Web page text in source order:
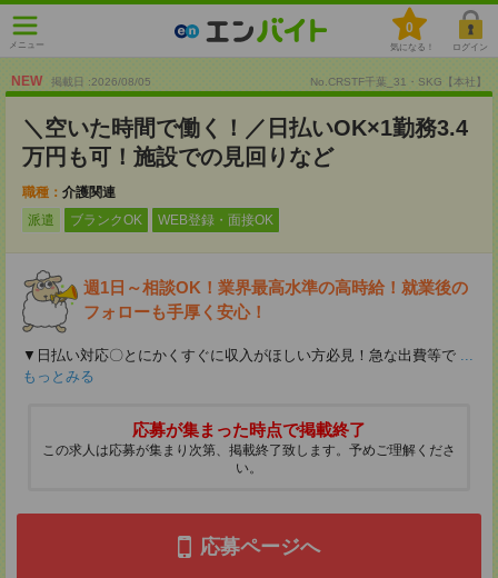
メニュー
0
気になる！ ログイン
NEW 掲載日 :2026/08/05 No.CRSTF千葉_31・SKG【本社】
＼空いた時間で働く！／日払いOK×1勤務3.4
万円も可！施設での見回りなど
職種： 介護関連
派遣
ブランクOK WEB登録・面接OK
週1日～相談OK！業界最高水準の高時給！就業後の
フォローも手厚く安心！
▼日払い対応〇とにかくすぐに収入がほしい方必見！急な出費等で ...
もっとみる
応募が集まった時点で掲載終了
この求人は応募が集まり次第、掲載終了致します。予めご理解くださ
い。
応募ページへ